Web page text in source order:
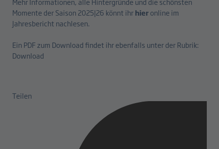
Momente der Saison 2025|26 könnt ihrhieronline im
Jahresbericht nachlesen.
Ein PDF zum Download findet ihr ebenfalls unter der Rubrik:
Download
Teilen